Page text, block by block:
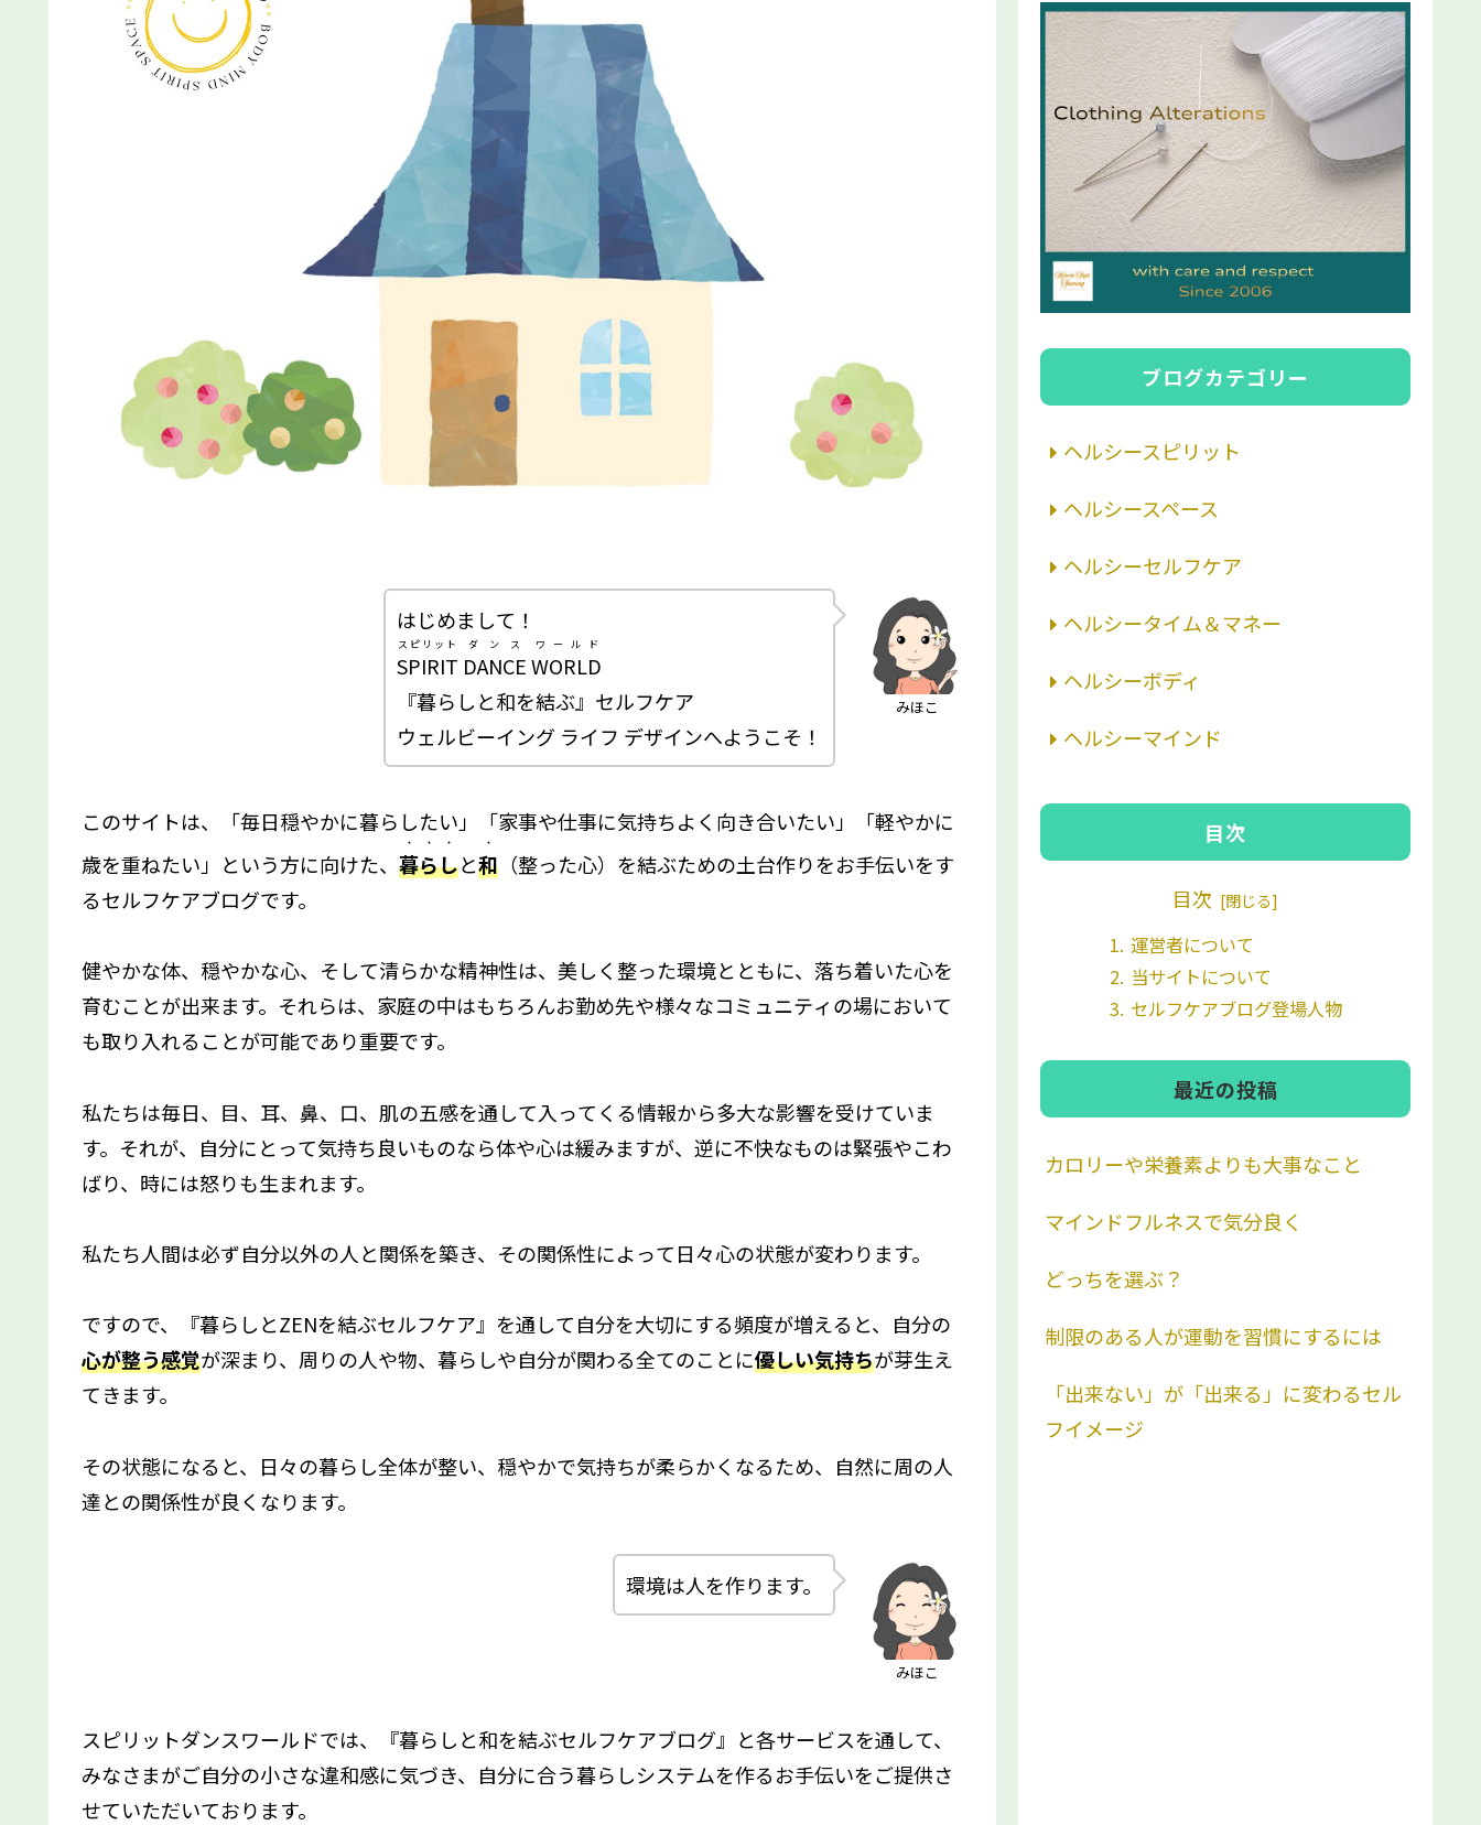
みほこ
はじめまして！
SPIRIT
スピリット
DANCE
ダンス
WORLD
ワールド
『暮らしと和を結ぶ』セルフケア
ウェルビーイング ライフ デザインへようこそ！
このサイトは、「毎日穏やかに暮らしたい」「家事や仕事に気持ちよく向き合いたい」「軽やかに
歳を重ねたい」という方に向けた、 暮らし
・・・
と和
・
（整った心）を結ぶための土台作りをお手伝いをす
るセルフケアブログです。
健やかな体、穏やかな心、そして清らかな精神性は、美しく整った環境とともに、落ち着いた心を
育むことが出来ます。それらは、家庭の中はもちろんお勤め先や様々なコミュニティの場において
も取り入れることが可能であり重要です。
私たちは毎日、目、耳、鼻、口、肌の五感を通して入ってくる情報から多大な影響を受けていま
す。それが、自分にとって気持ち良いものなら体や心は緩みますが、逆に不快なものは緊張やこわ
ばり、時には怒りも生まれます。
私たち人間は必ず自分以外の人と関係を築き、その関係性によって日々心の状態が変わります。
ですので、『暮らしとZENを結ぶセルフケア』を通して自分を大切にする頻度が増えると、自分の
心が整う感覚が深まり、周りの人や物、暮らしや自分が関わる全てのことに優しい気持ちが芽生え
てきます。
その状態になると、日々の暮らし全体が整い、穏やかで気持ちが柔らかくなるため、自然に周の人
達との関係性が良くなります。
みほこ
環境は人を作ります。
スピリットダンスワールドでは、『暮らしと和を結ぶセルフケアブログ』と各サービスを通して、
みなさまがご自分の小さな違和感に気づき、自分に合う暮らしシステムを作るお手伝いをご提供さ
せていただいております。
ブログカテゴリー
ヘルシースピリット
ヘルシースペース
ヘルシーセルフケア
ヘルシータイム＆マネー
ヘルシーボディ
ヘルシーマインド
目次
目次
運営者について
当サイトについて
セルフケアブログ登場人物
最近の投稿
カロリーや栄養素よりも大事なこと
マインドフルネスで気分良く
どっちを選ぶ？
制限のある人が運動を習慣にするには
「出来ない」が「出来る」に変わるセル
フイメージ